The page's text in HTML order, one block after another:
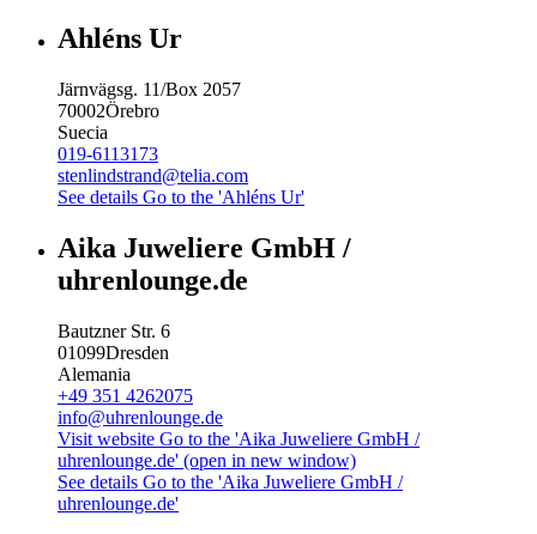
Ahléns Ur
Järnvägsg. 11/Box 2057
70002Örebro
Suecia
019-6113173
stenlindstrand@telia.com
See details Go to the 'Ahléns Ur'
Aika Juweliere GmbH /
uhrenlounge.de
Bautzner Str. 6
01099Dresden
Alemania
+49 351 4262075
info@uhrenlounge.de
Visit website Go to the 'Aika Juweliere GmbH /
uhrenlounge.de' (open in new window)
See details Go to the 'Aika Juweliere GmbH /
uhrenlounge.de'